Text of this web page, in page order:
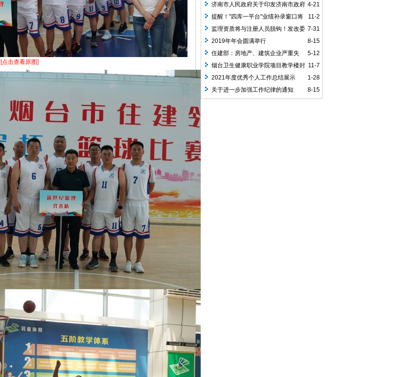
[点击查看原图]
性较大分部分项工程安全管理实施细则》
的通知
4-21
济南市人民政府关于印发济南市政府
投资项目代建制管理办法的通知
11-2
提醒！"四库一平台"业绩补录窗口将
于2017年12月31日正式关闭
7-31
监理资质将与注册人员脱钩！发改委
或取消工程咨询单位资质！
8-15
2019年年会圆满举行
5-12
住建部：房地产、建筑企业严重失
信，可直接吊销资质证书！！
11-7
烟台卫生健康职业学院项目​教学楼封
顶大吉
1-28
2021年度优秀个人工作总结展示
（五）
8-15
关于进一步加强工作纪律的通知